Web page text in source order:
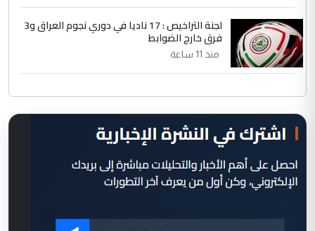
لجنة التراخيص : 17 ناديا في دوري نجوم العراق و3
فرق خارج الضوابط
منذ 11 ساعة